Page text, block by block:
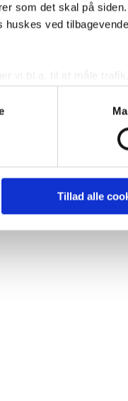
som det skal på
ved
detaljer' nedenfor kan
med de pågældende
tid er det
Tillad alle